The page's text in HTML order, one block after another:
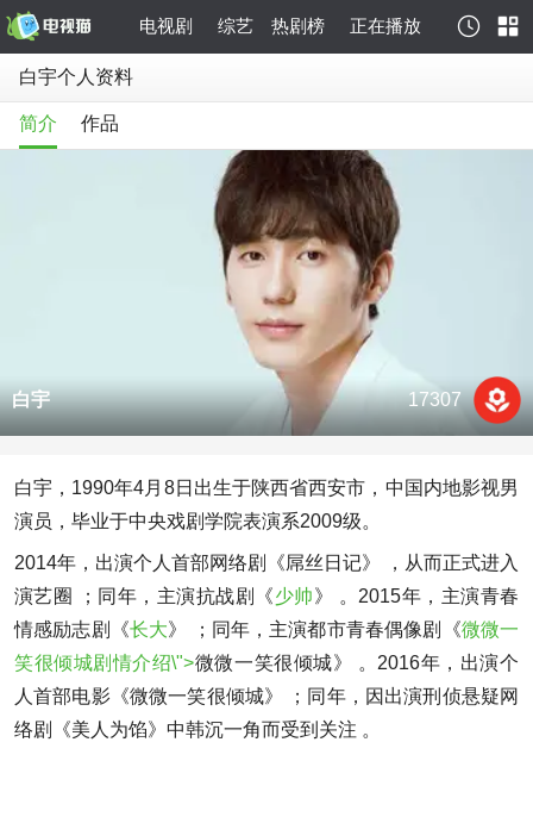
电视剧 综艺 热剧榜 正在播放
白宇个人资料
简介 作品
白宇 17307
白宇，1990年4月8日出生于陕西省西安市，中国内地影视男
演员，毕业于中央戏剧学院表演系2009级。
2014年，出演个人首部网络剧《屌丝日记》 ，从而正式进入
演艺圈 ；同年，主演抗战剧《少帅》 。2015年，主演青春
情感励志剧《长大》 ；同年，主演都市青春偶像剧《微微一
笑很倾城剧情介绍\">微微一笑很倾城》 。2016年，出演个
人首部电影《微微一笑很倾城》 ；同年，因出演刑侦悬疑网
络剧《美人为馅》中韩沉一角而受到关注 。